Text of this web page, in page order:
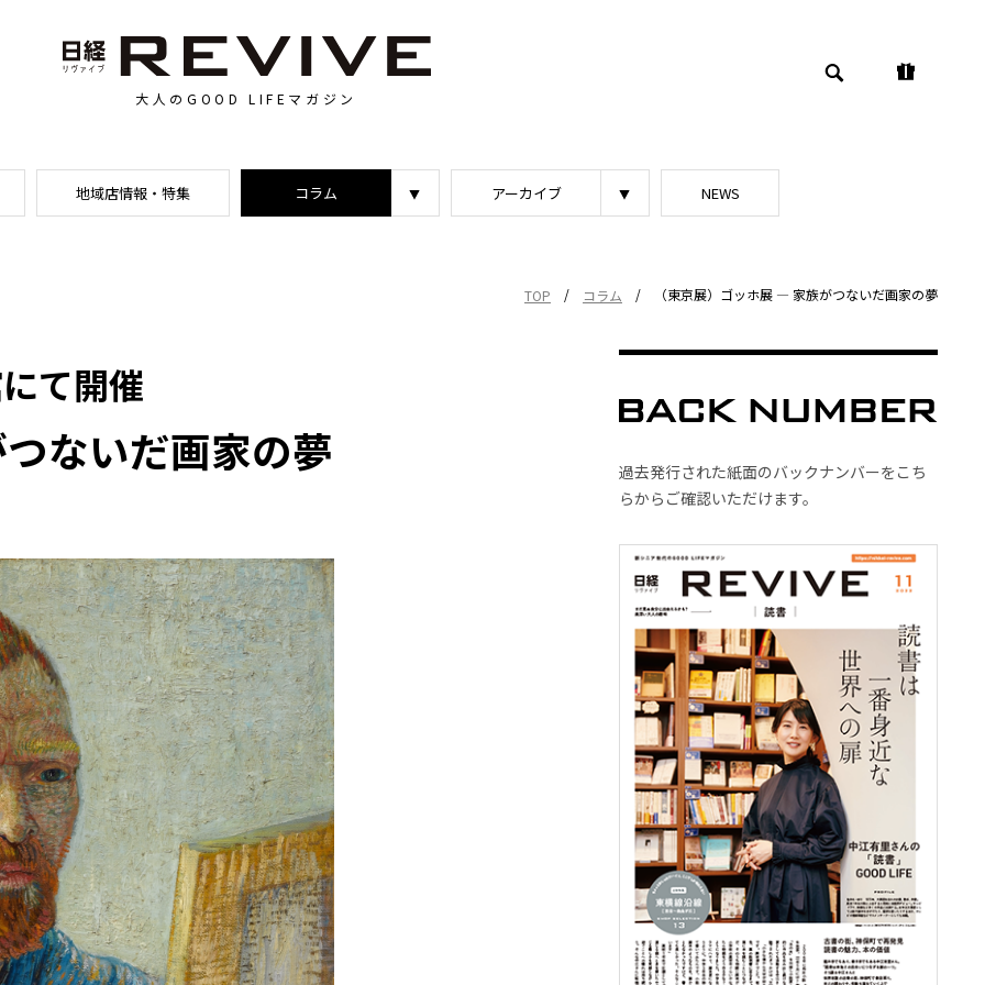
大人のGOOD LIFEマガジン
地域店情報・特集 コラム アーカイブ NEWS
TOP / コラム / （東京展）ゴッホ展 ― 家族がつないだ画家の夢
て開催
ないだ画家の夢
過去発行された紙面のバックナンバーをこち
らからご確認いただけます。